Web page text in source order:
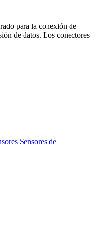
para la conexión de
de datos. Los conectores
Sensores de